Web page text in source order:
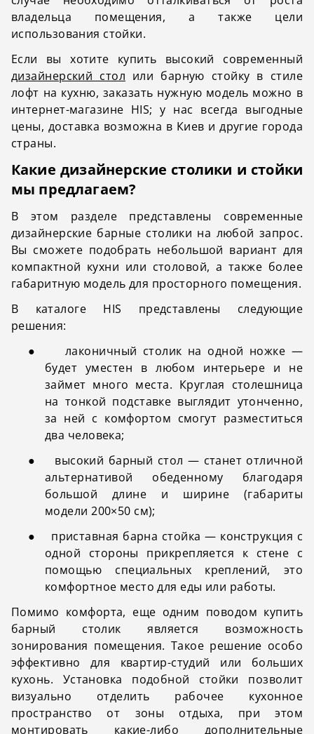
владельца помещения, а также цели
использования стойки.
Если вы хотите купить высокий современный
дизайнерский стол или барную стойку в стиле
лофт на кухню, заказать нужную модель можно в
интернет-магазине HIS; у нас всегда выгодные
цены, доставка возможна в Киев и другие города
страны.
Какие дизайнерские столики и стойки
мы предлагаем?
В этом разделе представлены современные
дизайнерские барные столики на любой запрос.
Вы сможете подобрать небольшой вариант для
компактной кухни или столовой, а также более
габаритную модель для просторного помещения.
В каталоге HIS представлены следующие
решения:
●
лаконичный столик на одной ножке —
будет уместен в любом интерьере и не
займет много места. Круглая столешница
на тонкой подставке выглядит утонченно,
за ней с комфортом смогут разместиться
два человека;
●
высокий барный стол — станет отличной
альтернативой обеденному благодаря
большой длине и ширине (габариты
модели 200×50 см);
●
приставная барна стойка — конструкция с
одной стороны прикрепляется к стене с
помощью специальных креплений, это
комфортное место для еды или работы.
Помимо комфорта, еще одним поводом купить
барный столик является возможность
зонирования помещения. Такое решение особо
эффективно для квартир-студий или больших
кухонь. Установка подобной стойки позволит
визуально отделить рабочее кухонное
пространство от зоны отдыха, при этом
монтировать какие-либо дополнительные